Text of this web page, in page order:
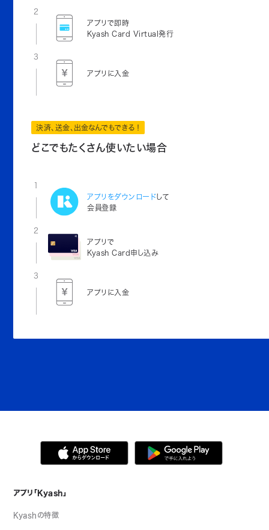
2
アプリで即時
Kyash Card Virtual発行
3
アプリに入金
決済、送金、出金なんでもできる！
どこでもたくさん使いたい場合
1
アプリをダウンロードして
会員登録
2
アプリで
Kyash Card申し込み
3
アプリに入金
アプリ「Kyash」
Kyashの特徴